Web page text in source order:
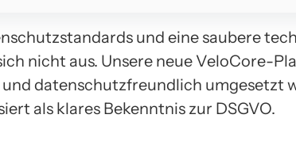
und eine saubere
nicht aus. Unsere neue VeloCore-
datenschutzfreundlich umgesetzt
als klares Bekenntnis zur DSGVO.